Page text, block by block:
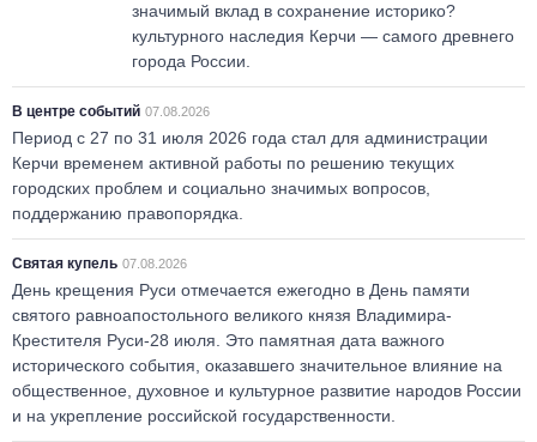
значимый вклад в сохранение историко?
культурного наследия Керчи — самого древнего
города России.
В центре событий 07.08.2026
Период с 27 по 31 июля 2026 года стал для администрации
Керчи временем активной работы по решению текущих
городских проблем и социально значимых вопросов,
поддержанию правопорядка.
Святая купель 07.08.2026
День крещения Руси отмечается ежегодно в День памяти
святого равноапостольного великого князя Владимира-
Крестителя Руси-28 июля. Это памятная дата важного
исторического события, оказавшего значительное влияние на
общественное, духовное и культурное развитие народов России
и на укрепление российской государственности.